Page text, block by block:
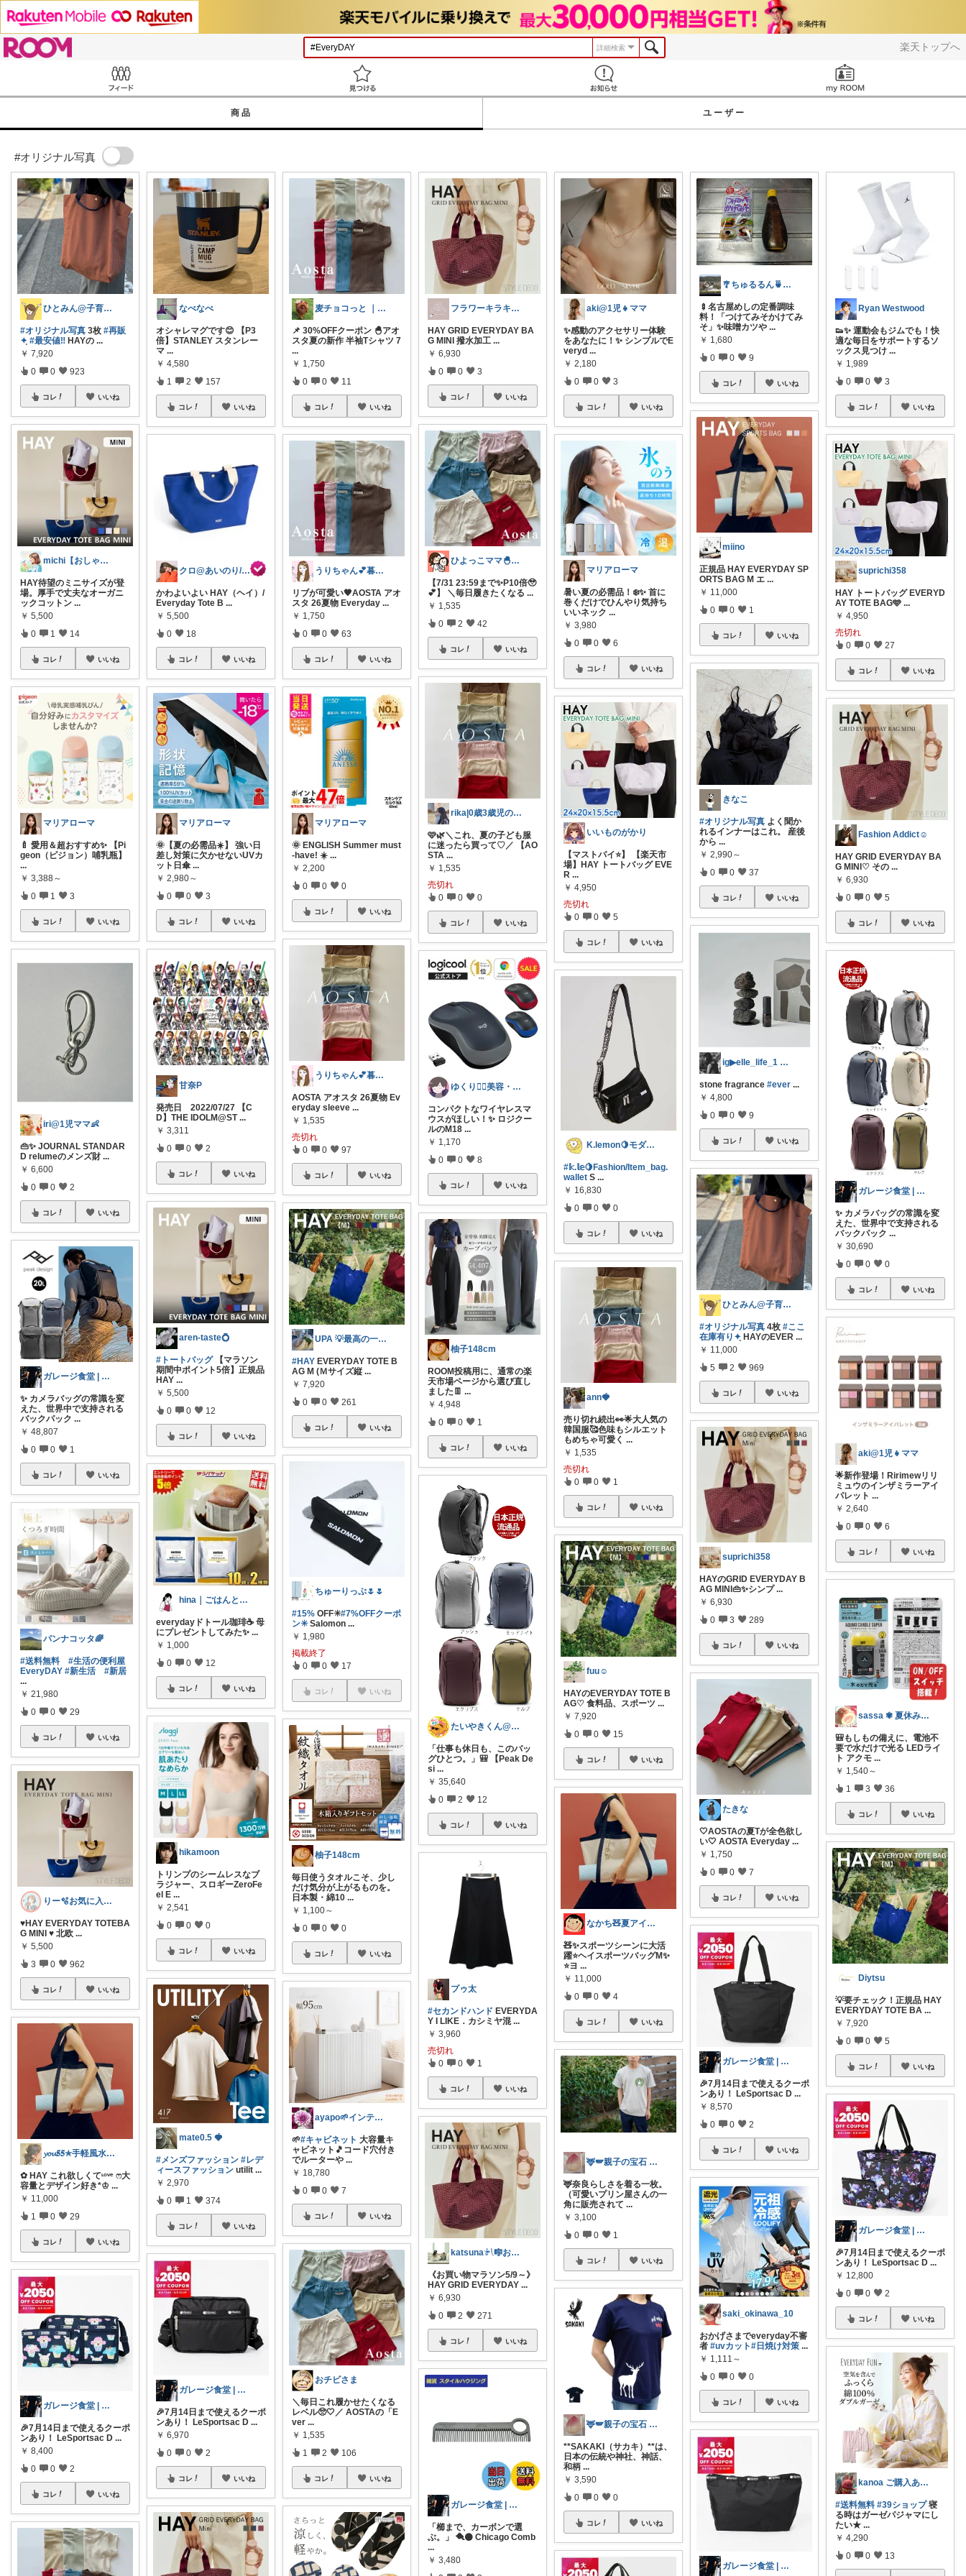
楽天トップへ
詳細検索
商品 ユーザー
#オリジナル写真
ひとみん@子育てと可愛いもの好き⚮̈
#オリジナル写真 3枚 #再販
✦ฺ︎ #最安値‼️ HAYの ...
￥ 7,920
0 0 923
コレ いいね
michi【おしゃれ、大人カジュアル】
HAY待望のミニサイズが登
場。厚手で丈夫なオーガニ
ックコットン ...
￥ 5,500
0 1 14
コレ いいね
マリアローマ
🍼 愛用＆超おすすめ✨ 【Pi
geon（ピジョン）哺乳瓶】
...
￥ 3,388～
0 1 3
コレ いいね
iri@1児ママ👶
👜✨ JOURNAL STANDAR
D relumeのメンズ財 ...
￥ 6,600
0 0 2
コレ いいね
ガレージ食堂 | 開業準備中
✨ カメラバッグの常識を変
えた、世界中で支持される
バックパック ...
￥ 48,807
0 0 1
コレ いいね
パンナコッタ🌈
#送料無料
#生活の便利屋
EveryDAY #新生活
#新居
...
￥ 21,980
0 0 29
コレ いいね
りー🫧お気に入りのある暮らし🧺
♥HAY EVERYDAY TOTEBA
G MINI ♥ 北欧 ...
￥ 5,500
3 0 962
コレ いいね
𝔂𝓸𝓾𝟓𝟓✯手軽風水Insta
✿ HAY これ欲しくてᶫᵒᵛᵉ ෆ大
容量とデザイン好き*♔ ...
￥ 11,000
1 0 29
コレ いいね
ガレージ食堂 | 開業準備中
🎉7月14日まで使えるクーポ
ンあり！ LeSportsac D ...
￥ 8,400
0 0 2
コレ いいね
なべなべ
オシャレマグです😊 【P3
倍】STANLEY スタンレー
マ ...
￥ 4,580
1 2 157
コレ いいね
クロ@あいのり/161cm 着痩せ命
かわよいよい HAY（ヘイ）/
Everyday Tote B ...
￥ 5,500
0 18
コレ いいね
マリアローマ
🌞【夏の必需品☀️】 強い日
差し対策に欠かせないUVカ
ット日傘 ...
￥ 2,980～
0 0 3
コレ いいね
甘奈P
発売日 2022/07/27 【C
D】THE IDOLM@ST ...
￥ 3,311
0 0 2
コレ いいね
aren-taste💍
#トートバッグ【マラソン
期間中ポイント5倍】正規品
HAY ...
￥ 5,500
0 0 12
コレ いいね
hina｜ごはんとおやつのある暮らし
everydayドトール珈琲☕️ 母
にプレゼントしてみた✨️...
￥ 1,000
0 0 12
コレ いいね
hikamoon
トリンプのシームレスなブ
ラジャー、スロギーZeroFe
el E ...
￥ 2,541
0 0 0
コレ いいね
mate0.5 🍓
#メンズファッション #レデ
ィースファッション utilit ...
￥ 2,970
0 1 374
コレ いいね
ガレージ食堂 | 開業準備中
🎉7月14日まで使えるクーポ
ンあり！ LeSportsac D ...
￥ 6,970
0 0 2
コレ いいね
麦チョコっと ｜ キッズ＆ベビー 夏
📌 30%OFFクーポン 🐣アオ
スタ夏の新作 半袖Tシャツ 7
...
￥ 1,750
0 0 11
コレ いいね
うりちゃん💕暮らし🏡キッズ👶ママ
リブが可愛い🤎AOSTA アオ
スタ 26夏物 Everyday ...
￥ 1,750
0 0 63
コレ いいね
マリアローマ
🌞 ENGLISH Summer must
-have! ☀️ ...
￥ 2,200
0 0 0
コレ いいね
うりちゃん💕暮らし🏡キッズ👶ママ
AOSTA アオスタ 26夏物 Ev
eryday sleeve ...
￥ 1,535
売切れ
0 0 97
コレ いいね
UPA 💡最高の一日を💡
#HAY EVERYDAY TOTE B
AG M (Ｍサイズ縦 ...
￥ 7,920
0 0 261
コレ いいね
ちゅーりっぷ🌷🌷
#15% OFF✳️#7%OFFクーポ
ン✳️Salomon ...
￥ 1,980
掲載終了
0 0 17
コレ いいね
柚子148cm
毎日使うタオルこそ、少し
だけ気分が上がるものを。
日本製・綿10 ...
￥ 1,100～
0 0 0
コレ いいね
ayapo🌱インテリア&雑貨
🌱#キャビネット 大容量キ
ャビネット🎵コード穴付き
でルーターや ...
￥ 18,780
0 0 7
コレ いいね
おチビさま
＼毎日これ履かせたくなる
レベル🥺🤍／ AOSTAの「E
ver ...
￥ 1,535
1 2 106
コレ いいね
フラワーキラキラ 𓈒𓏸
HAY GRID EVERYDAY BA
G MINI 撥水加工 ...
￥ 6,930
0 0 3
コレ いいね
ひよっこママ🐣𓂃ゆるっと育児と暮らし
【7/31 23:59まで✨P10倍🥹
💕】 ＼毎日履きたくなる ...
￥ 1,535
0 2 42
コレ いいね
rika|0歳3歳児のママ
🩷🌿＼これ、夏の子ども服
に迷ったら買って♡／ 【AO
STA...
￥ 1,535
売切れ
0 0 0
コレ いいね
ゆくり🐕‍🦺美容・便利雑貨🤍
コンパクトなワイヤレスマ
ウスがほしい！✨ ロジクー
ルのM18 ...
￥ 1,170
0 0 8
コレ いいね
柚子148cm
ROOM投稿用に、通常の楽
天市場ページから選び直し
ました👖...
￥ 4,948
0 0 1
コレ いいね
たいやきくん@経由購入感謝です😊
「仕事も休日も、このバッ
グひとつ。」🎒 【Peak De
si ...
￥ 35,640
0 2 12
コレ いいね
プゥ太
#セカンドハンド EVERYDA
Y I LIKE．カシミヤ混...
￥ 3,960
売切れ
0 0 1
コレ いいね
katsuna𓍯🎼お返事遅れます🐢
《お買い物マラソン5/9～》
HAY GRID EVERYDAY ...
￥ 6,930
0 2 271
コレ いいね
ガレージ食堂 | 開業準備中
「櫛まで、カーボンで選
ぶ。」 🪮⚫ Chicago Comb
...
￥ 3,480
aki@1児👧ママ
✨感動のアクセサリー体験
をあなたに！✨ シンプルでE
veryd ...
￥ 2,180
0 0 3
コレ いいね
マリアローマ
暑い夏の必需品！❄️✨ 首に
巻くだけでひんやり気持ち
いいネック ...
￥ 3,980
0 0 6
コレ いいね
いいものがかり
【マストバイ⭐️】 【楽天市
場】HAY トートバッグ EVE
R ...
￥ 4,950
売切れ
0 0 5
コレ いいね
K.lemon🍋モダン+家事楽+🐶
#𝕜.𝕝𝕖🍋Fashion/Item_bag.
wallet S ...
￥ 16,830
0 0 0
コレ いいね
ann🍓
売り切れ続出👀🌟大人気の
韓国服🥰色味もシルエット
もめちゃ可愛く ...
￥ 1,535
売切れ
0 0 1
コレ いいね
fuu☺︎
HAYのEVERYDAY TOTE B
AG♡ 食料品、スポーツ ...
￥ 7,920
0 0 15
コレ いいね
なかち🧸夏アイテム＆便利グッズ✨
🧸✨スポーツシーンに大活
躍⭐️ヘイスポーツバッグM✨
⭐️ヨ ...
￥ 11,000
0 0 4
コレ いいね
🦌🪽親子の宝石 〜天使と妖精の贈りも
🦌奈良らしさを着る一枚。
（可愛いプリン屋さんの一
角に販売されて ...
￥ 3,100
0 0 1
コレ いいね
🦌🪽親子の宝石 〜天使と妖精の贈りも
**SAKAKI（サカキ）**は、
日本の伝統や神社、神話、
和柄 ...
￥ 3,590
0 0 0
コレ いいね
🎐ちゅるるん🍵暮らしを豊かに🌻
🍢名古屋めしの定番調味
料！「つけてみそかけてみ
そ」✨味噌カツや ...
￥ 1,680
0 0 9
コレ いいね
miino
正規品 HAY EVERYDAY SP
ORTS BAG M エ ...
￥ 11,000
0 0 1
コレ いいね
きなこ
#オリジナル写真 よく聞か
れるインナーはこれ。 産後
から ...
￥ 2,990～
0 0 37
コレ いいね
ig▶elle_life_1 エル
stone fragrance#ever ...
￥ 4,800
0 0 9
コレ いいね
ひとみん@子育てと可愛いもの好き⚮̈
#オリジナル写真 4枚#ここ
在庫有り✦ฺ︎ HAYのEVER ...
￥ 11,000
5 2 969
コレ いいね
suprichi358
HAYのGRID EVERYDAY B
AG MINI👜✨シンプ ...
￥ 6,930
0 3 289
コレ いいね
たきな
🤍AOSTAの夏Tが全色欲し
い🤍 AOSTA Everyday ...
￥ 1,750
0 0 7
コレ いいね
ガレージ食堂 | 開業準備中
🎉7月14日まで使えるクーポ
ンあり！ LeSportsac D ...
￥ 8,570
0 0 2
コレ いいね
saki_okinawa_10
おかげさまでeveryday不審
者#uvカット#日焼け対策 ...
￥ 1,111～
0 0 0
コレ いいね
ガレージ食堂 | 開業準備中
Ryan Westwood
👟✨ 運動会もジムでも！快
適な毎日をサポートするソ
ックス見つけ ...
￥ 1,989
0 0 3
コレ いいね
suprichi358
HAY トートバッグ EVERYD
AY TOTE BAG🩵...
￥ 4,950
売切れ
0 0 27
コレ いいね
Fashion Addict☺︎
HAY GRID EVERYDAY BA
G MINI♡ その ...
￥ 6,930
0 0 5
コレ いいね
ガレージ食堂 | 開業準備中
✨ カメラバッグの常識を変
えた、世界中で支持される
バックパック ...
￥ 30,690
0 0 0
コレ いいね
aki@1児👧ママ
🌟新作登場！Ririmewリリ
ミュウのインザミラーアイ
パレット ...
￥ 2,640
0 0 6
コレ いいね
sassa ✾ 夏休み多忙🐢🙇
🎒もしもの備えに、電池不
要で水だけで光る LEDライ
ト アクモ ...
￥ 1,540～
1 3 36
コレ いいね
Diytsu
💡要チェック！正規品 HAY
EVERYDAY TOTE BA ...
￥ 7,920
0 0 5
コレ いいね
ガレージ食堂 | 開業準備中
🎉7月14日まで使えるクーポ
ンあり！ LeSportsac D ...
￥ 12,800
0 0 2
コレ いいね
kanoa ご購入ありがとうございます
#送料無料 #39ショップ寝
る時はガーゼパジャマにし
たい★ ...
￥ 4,290
0 0 13